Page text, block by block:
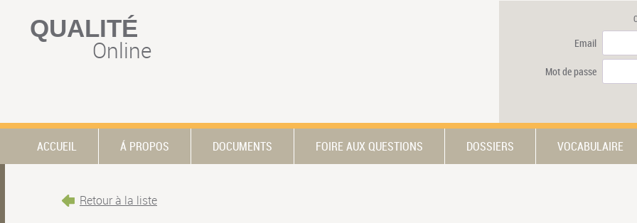
QUALITÉ
Online Email
Mot de passe
ACCUEIL Á PROPOS DOCUMENTS FOIRE AUX QUESTIONS DOSSIERS VOCABULAIRE
Retour à la liste